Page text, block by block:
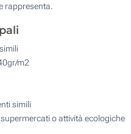
rappresenta.
m2
simili
o attività ecologiche